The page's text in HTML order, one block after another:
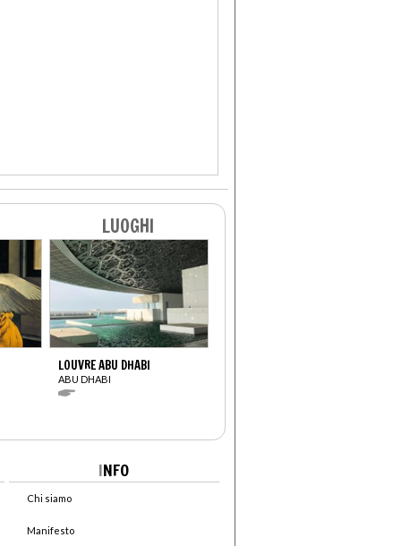
LUOGHI
LOUVRE ABU DHABI
ABU DHABI
INFO
Chi siamo
Manifesto